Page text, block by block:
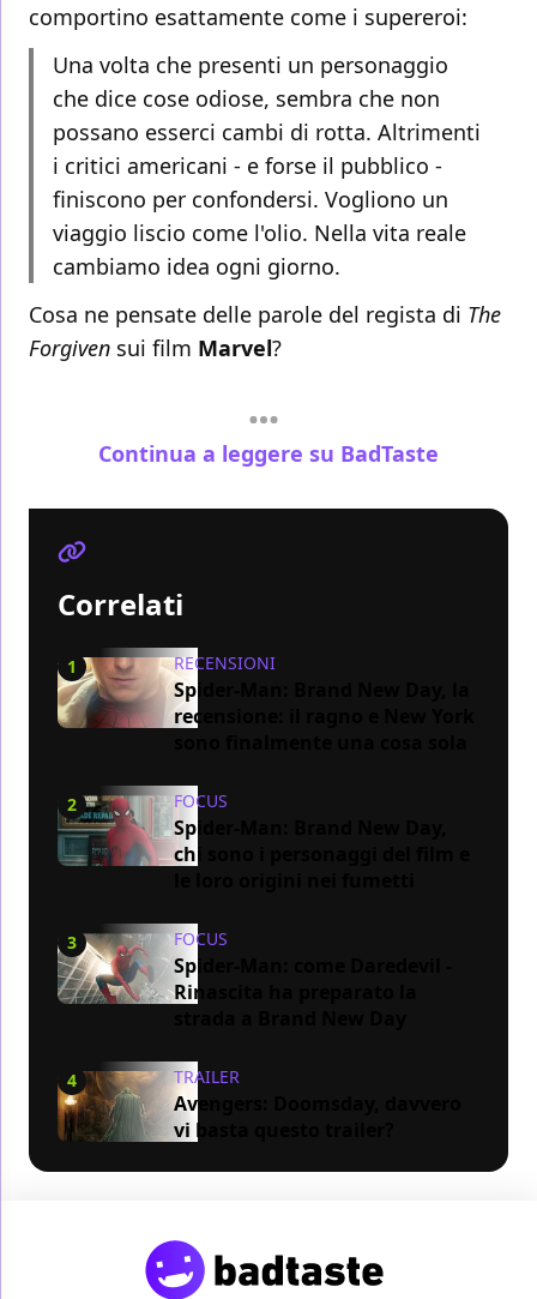
comportino esattamente come i supereroi:
Una volta che presenti un personaggio
che dice cose odiose, sembra che non
possano esserci cambi di rotta. Altrimenti
i critici americani - e forse il pubblico -
finiscono per confondersi. Vogliono un
viaggio liscio come l'olio. Nella vita reale
cambiamo idea ogni giorno.
Cosa ne pensate delle parole del regista di The
Forgiven sui film Marvel?
Continua a leggere su BadTaste
Correlati
1 RECENSIONI
Spider-Man: Brand New Day, la
recensione: il ragno e New York
2 FOCUS
Spider-Man: Brand New Day,
chi sono i personaggi del film e
3 FOCUS
Spider-Man: come Daredevil -
Rinascita ha preparato la
4 TRAILER
Avengers: Doomsday, davvero
vi basta questo trailer?